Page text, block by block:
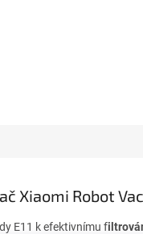
Xiaomi Robot
E11 k efektivnímu f